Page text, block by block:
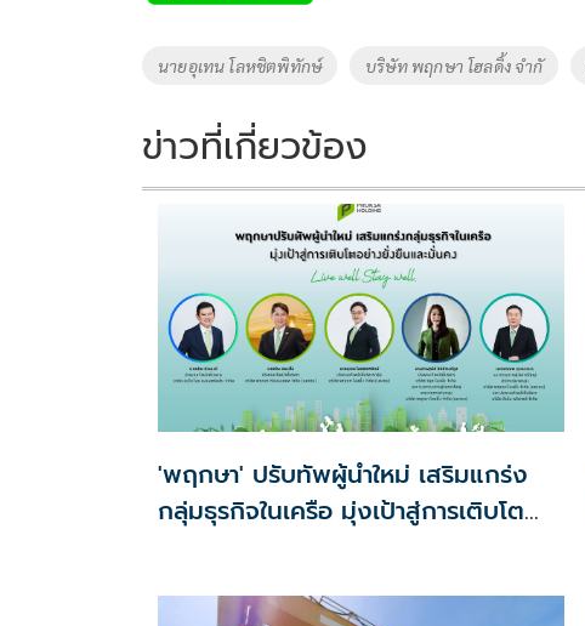
b
o
k
er y
Li
k
Tags
นายอุเทน โลหชิตพิทักษ์ บริษัท พฤกษา โฮลดิ้ง จำกั
ข่าวที่เกี่ยวข้อง
'พฤกษา' ปรับทัพผู้นำใหม่ เสริมแกร่ง
กลุ่มธุรกิจในเครือ มุ่งเป้าสู่การเติบโต